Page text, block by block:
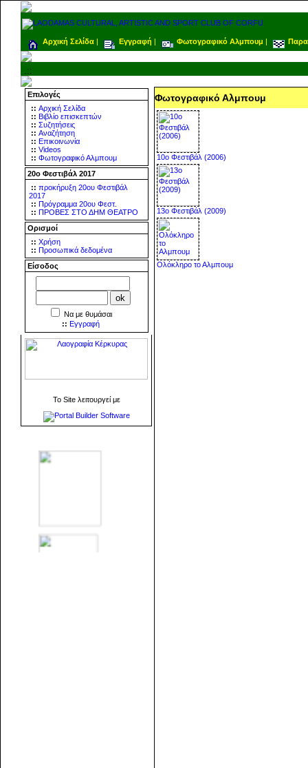
Αρχική Σελίδα | Εγγραφή | Φωτογραφικό Αλμπουμ |
.::
Επιλογές
:: Αρχική Σελίδα
:: Βιβλίο επισκεπτών
:: Συζητήσεις
:: Αναζήτηση
:: Επικοινωνία
:: Videos
:: Φωτογραφικό Αλμπουμ
20ο Φεστιβάλ 2017
:: προκήρυξη 20ου Φεστιβάλ
2017
:: Πρόγραμμα 20ου Φεστ.
:: ΠΡΟΒΕΣ ΣΤΟ ΔΗΜ ΘΕΑΤΡΟ
Ορισμοί
:: Χρήση
:: Προσωπικά δεδομένα
Είσοδος
Να με θυμάσαι
:: Εγγραφή
To Site λειτουργεί με
Φωτογραφικό Αλμπουμ
10o Φεστιβάλ (2006)
13o Φεστιβάλ (2009)
Ολόκληρο το Αλμπουμ